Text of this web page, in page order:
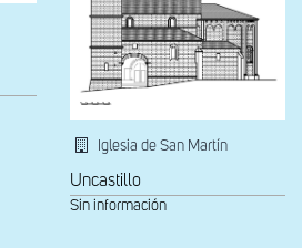
Iglesia de San Martín
Uncastillo
Sin información